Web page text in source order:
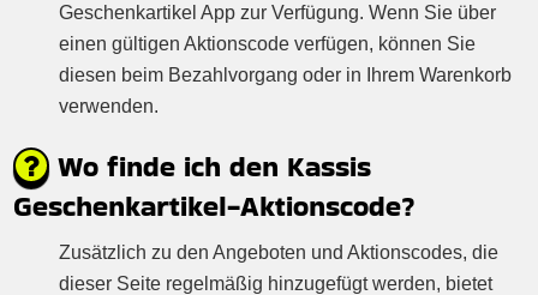
Geschenkartikel App zur Verfügung. Wenn Sie über
einen gültigen Aktionscode verfügen, können Sie
diesen beim Bezahlvorgang oder in Ihrem Warenkorb
verwenden.
Wo finde ich den Kassis
Geschenkartikel-Aktionscode?
Zusätzlich zu den Angeboten und Aktionscodes, die
dieser Seite regelmäßig hinzugefügt werden, bietet